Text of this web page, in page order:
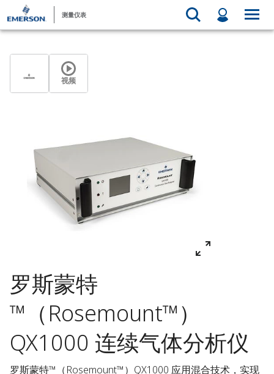
测量仪表
视频
罗斯蒙特
™（Rosemount™）
QX1000 连续气体分析仪
罗斯蒙特™（Rosemount™）QX1000 应用混合技术，实现